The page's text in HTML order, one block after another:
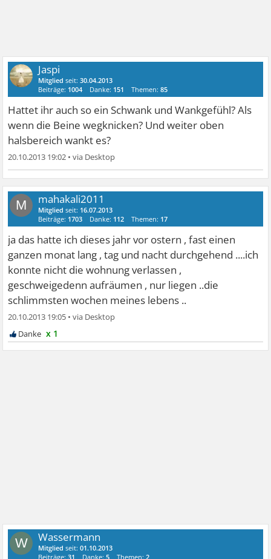
Jaspi
Mitglied seit:30.04.2013
Beiträge: 1004 Danke: 151 Themen:85
Hattet ihr auch so ein Schwank und Wankgefühl? Als
wenn die Beine wegknicken? Und weiter oben
halsbereich wankt es?
20.10.2013 19:02 •
M mahakali2011
Mitglied seit: 16.07.2013
Beiträge: 1703 Danke: 112 Themen: 17
ja das hatte ich dieses jahr vor ostern , fast einen
ganzen monat lang , tag und nacht durchgehend ....ich
konnte nicht die wohnung verlassen ,
geschweigedenn aufräumen , nur liegen ..die
schlimmsten wochen meines lebens ..
20.10.2013 19:05 •
x 1
W Wassermann
Mitglied seit:01.10.2013
Beiträge:31 Danke:5 Themen:2